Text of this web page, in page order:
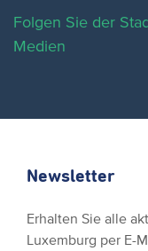
Folgen Sie der
Medien
Newsletter
Erhalten Sie alle
Luxemburg per E-